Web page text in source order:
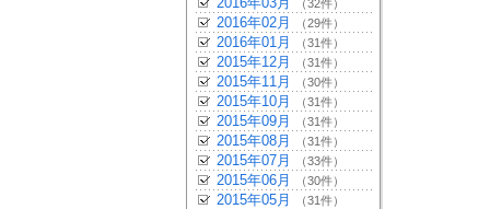
（32件）
2016年02月 （29件）
2016年01月 （31件）
2015年12月 （31件）
2015年11月 （30件）
2015年10月 （31件）
2015年09月 （31件）
2015年08月 （31件）
2015年07月 （33件）
2015年06月 （30件）
2015年05月 （31件）